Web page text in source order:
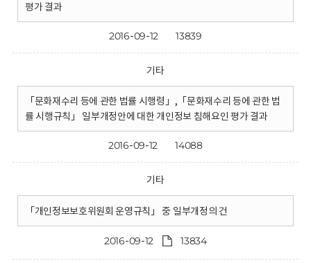
평가 결과
2016-09-12 13839
기타
「문화재수리 등에 관한 법률 시행령」,「문화재수리 등에 관한 법
률 시행규칙」 일부개정안에 대한 개인정보 침해요인 평가 결과
2016-09-12 14088
기타
「개인정보보호위원회 운영규칙」 중 일부개정의 건
2016-09-12 13834